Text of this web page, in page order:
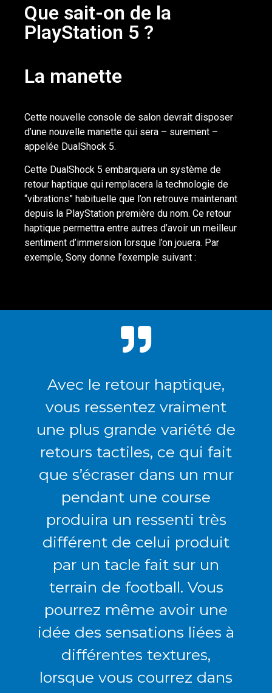
Que sait-on de la
PlayStation 5 ?
La manette
Cette nouvelle console de salon devrait disposer
d’une nouvelle manette qui sera – surement –
appelée DualShock 5.
Cette DualShock 5 embarquera un système de
retour haptique qui remplacera la technologie de
“vibrations” habituelle que l’on retrouve maintenant
depuis la PlayStation première du nom. Ce retour
haptique permettra entre autres d’avoir un meilleur
sentiment d’immersion lorsque l’on jouera. Par
exemple, Sony donne l’exemple suivant :
Avec le retour haptique,
vous ressentez vraiment
une plus grande variété de
retours tactiles, ce qui fait
que s’écraser dans un mur
pendant une course
produira un ressenti très
différent de celui produit
par un tacle fait sur un
terrain de football. Vous
pourrez même avoir une
idée des sensations liées à
différentes textures,
lorsque vous courrez dans